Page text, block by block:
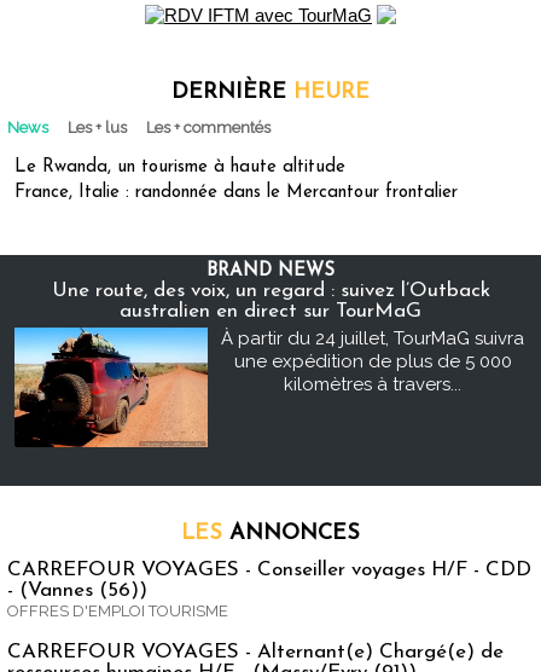
DERNIÈRE HEURE
News Les + lus Les + commentés
Le Rwanda, un tourisme à haute altitude
France, Italie : randonnée dans le Mercantour frontalier
BRAND NEWS
Une route, des voix, un regard : suivez l’Outback
australien en direct sur TourMaG
À partir du 24 juillet, TourMaG suivra
une expédition de plus de 5 000
kilomètres à travers...
LES ANNONCES
CARREFOUR VOYAGES - Conseiller voyages H/F - CDD
- (Vannes (56))
OFFRES D'EMPLOI TOURISME
CARREFOUR VOYAGES - Alternant(e) Chargé(e) de